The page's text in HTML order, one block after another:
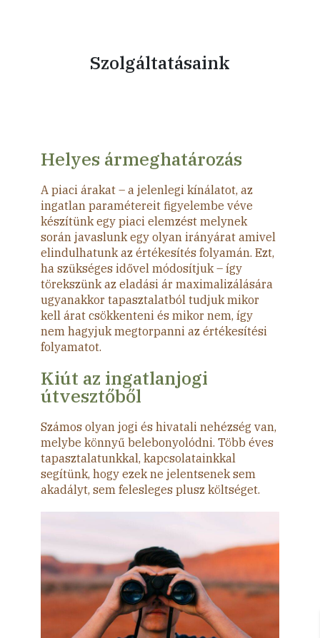
Szolgáltatásaink
Helyes ármeghatározás
A piaci árakat – a jelenlegi kínálatot, az
ingatlan paramétereit figyelembe véve
készítünk egy piaci elemzést melynek
során javaslunk egy olyan irányárat amivel
elindulhatunk az értékesítés folyamán. Ezt,
ha szükséges idővel módosítjuk – így
törekszünk az eladási ár maximalizálására
ugyanakkor tapasztalatból tudjuk mikor
kell árat csökkenteni és mikor nem, így
nem hagyjuk megtorpanni az értékesítési
folyamatot.
Kiút az ingatlanjogi
útvesztőből
Számos olyan jogi és hivatali nehézség van,
melybe könnyű belebonyolódni. Több éves
tapasztalatunkkal, kapcsolatainkkal
segítünk, hogy ezek ne jelentsenek sem
akadályt, sem felesleges plusz költséget.